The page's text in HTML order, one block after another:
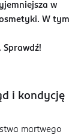
w
W tym
i kondycję
martwego